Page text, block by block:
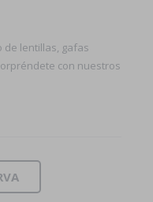
de lentillas, gafas
con nuestros